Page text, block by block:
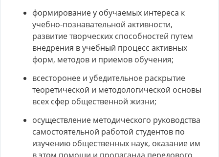
формирование у обучаемых интереса к
учебно-познавательной активности,
развитие творческих способностей путем
внедрения в учебный процесс активных
форм, методов и приемов обучения;
всесторонее и убедительное раскрытие
теоретической и методологической основы
всех сфер общественной жизни;
осуществление методического руководства
самостоятельной работой студентов по
изучению общественных наук, оказание им